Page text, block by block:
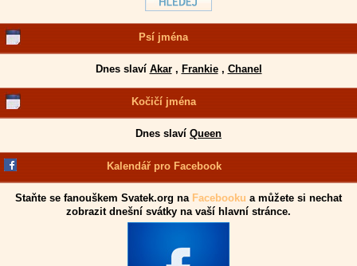
Psí jména
Dnes slaví Akar, Frankie, Chanel
Kočičí jména
Dnes slaví Queen
Kalendář pro Facebook
Staňte se fanouškem Svatek.org na Facebooku a můžete si nechat
zobrazit dnešní svátky na vaší hlavní stránce.